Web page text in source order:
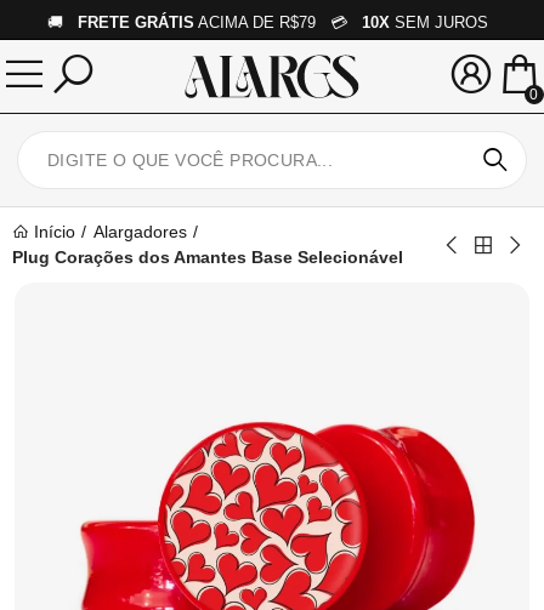
🚚 FRETE GRÁTIS ACIMA DE R$79 💳 10X SEM JUROS
0
Início
Alargadores
Plug Corações dos Amantes Base Selecionável